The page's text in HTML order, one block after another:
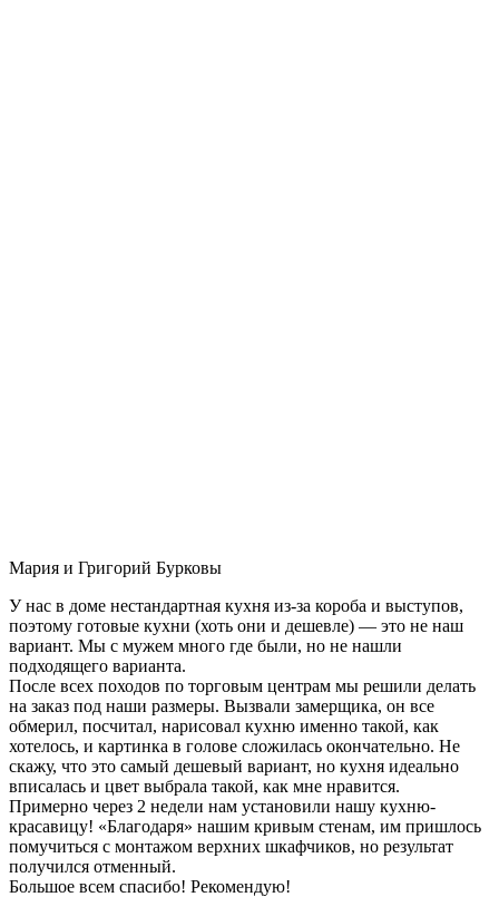
Мария и Григорий Бурковы
У нас в доме нестандартная кухня из-за короба и выступов,
поэтому готовые кухни (хоть они и дешевле) — это не наш
вариант. Мы с мужем много где были, но не нашли
подходящего варианта.
После всех походов по торговым центрам мы решили делать
на заказ под наши размеры. Вызвали замерщика, он все
обмерил, посчитал, нарисовал кухню именно такой, как
хотелось, и картинка в голове сложилась окончательно. Не
скажу, что это самый дешевый вариант, но кухня идеально
вписалась и цвет выбрала такой, как мне нравится.
Примерно через 2 недели нам установили нашу кухню-
красавицу! «Благодаря» нашим кривым стенам, им пришлось
помучиться с монтажом верхних шкафчиков, но результат
получился отменный.
Большое всем спасибо! Рекомендую!